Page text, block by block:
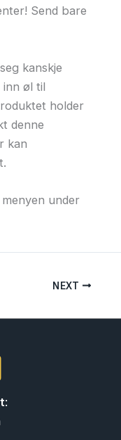
Send bare
kanskje
øl til
holder
denne
kan
under
NEXT
: